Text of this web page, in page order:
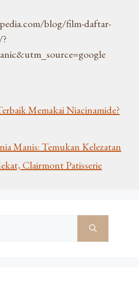
blog/film-daftar-
Memakai Niacinamide?
Manis: Temukan Kelezatan
Clairmont Patisserie